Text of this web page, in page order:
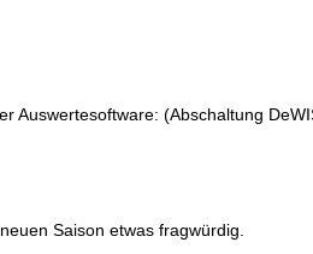
Auswertesoftware: (Abschaltung
Saison etwas fragwürdig.